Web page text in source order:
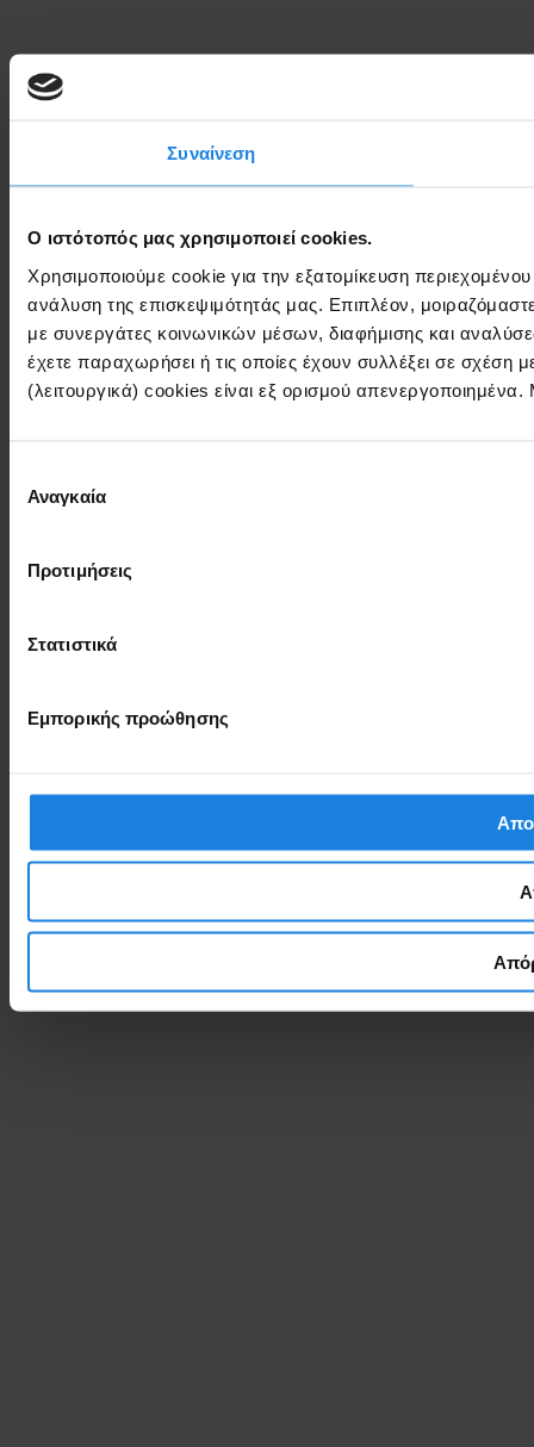
Συναίνεση
Ο ιστότοπός μας χρησιμοποιεί cookies.
Χρησιμοποιούμε cookie για την εξατομίκευση
ανάλυση της επισκεψιμότητάς μας. Επιπλέον,
με συνεργάτες κοινωνικών μέσων, διαφήμισης και
έχετε παραχωρήσει ή τις οποίες έχουν συλλέξει σε
(λειτουργικά) cookies είναι εξ ορισμού
συγκατάθεσης
Αναγκαία
Προτιμήσεις
Στατιστικά
Εμπορικής προώθησης